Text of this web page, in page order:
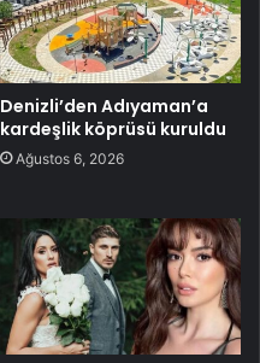
Denizli’den Adıyaman’a
kardeşlik köprüsü kuruldu
Ağustos 6, 2026